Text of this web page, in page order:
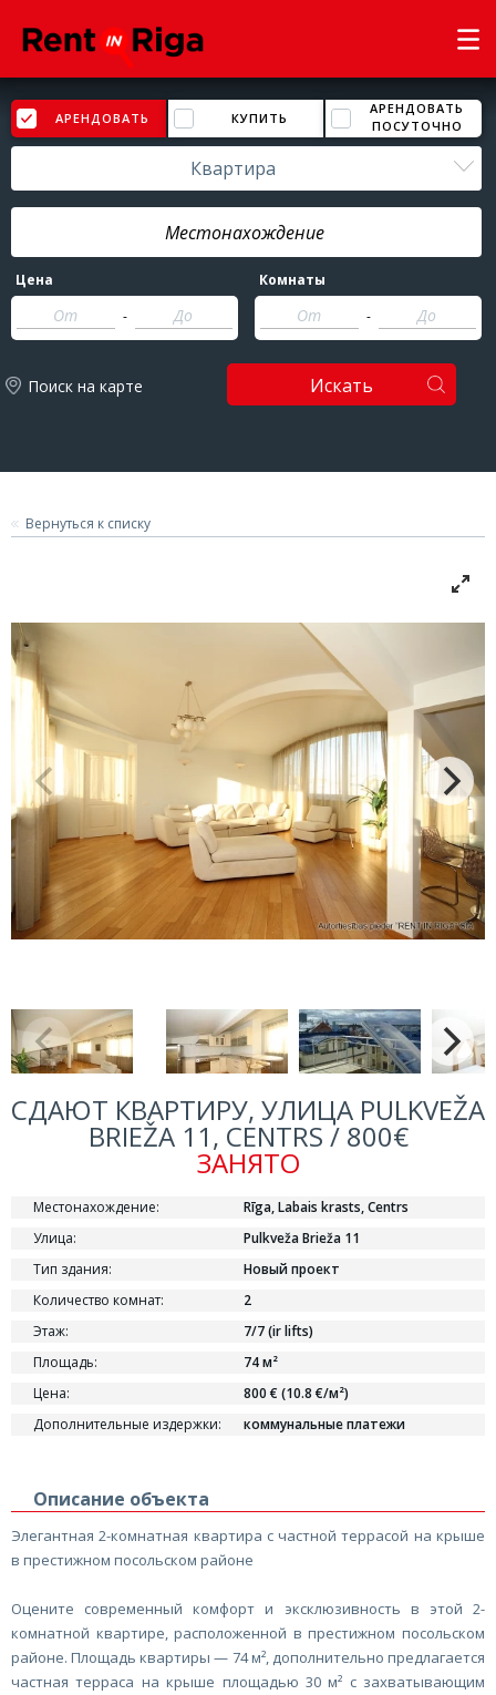
АРЕНДОВАТЬ КУПИТЬ
АРЕНДОВАТЬ
ПОСУТОЧНО
Квартира
Цена
-
Комнаты
-
Поиск на карте Искать
Вернуться к списку
СДАЮТ КВАРТИРУ, УЛИЦА PULKVEŽA
BRIEŽA 11, CENTRS / 800€
ЗАНЯТО
Местонахождение:
Rīga, Labais krasts, Centrs
Улица:
Pulkveža Brieža 11
Тип здания:
Новый проект
Количество комнат:
2
Этаж:
7/7 (ir lifts)
Площадь:
74 м²
Цена:
800 € (10.8 €/м²)
Дополнительные издержки:
коммунальные платежи
Описание объекта
Элегантная 2-комнатная квартира с частной террасой на крыше
в престижном посольском районе
Оцените современный комфорт и эксклюзивность в этой 2-
комнатной квартире, расположенной в престижном посольском
районе. Площадь квартиры — 74 м², дополнительно предлагается
частная терраса на крыше площадью 30 м² с захватывающим